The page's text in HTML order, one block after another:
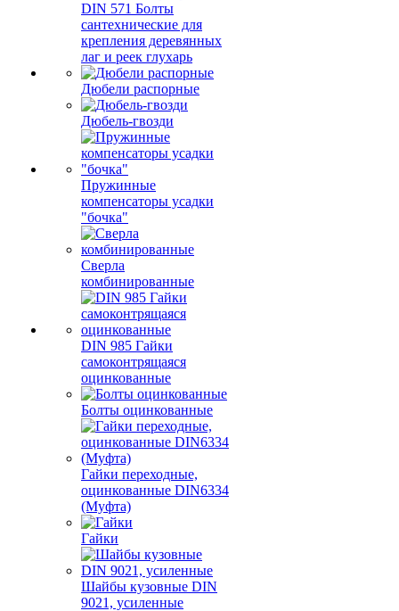
DIN 571 Болты
сантехнические для
крепления деревянных
лаг и реек глухарь
Дюбели распорные
Дюбель-гвозди
Пружинные
компенсаторы усадки
"бочка"
Сверла
комбинированные
DIN 985 Гайки
самоконтрящаяся
оцинкованные
Болты оцинкованные
Гайки переходные,
оцинкованные DIN6334
(Муфта)
Гайки
Шайбы кузовные DIN
9021, усиленные